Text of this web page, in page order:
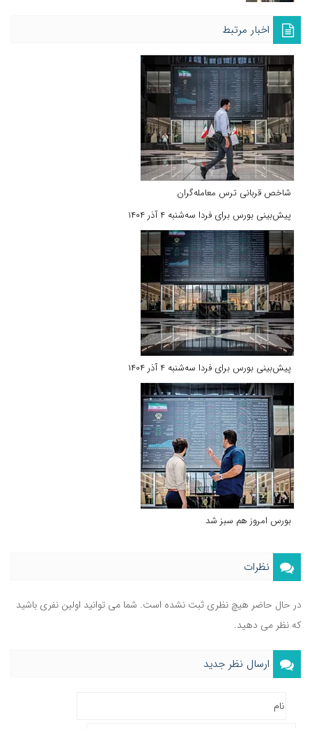
اخبار مرتبط
شاخص قربانی ترس معامله‌گران
پیش‌بینی بورس برای فردا سه‌شنبه ۴ آذر ۱۴۰۴
پیش‌بینی بورس برای فردا سه‌شنبه ۴ آذر ۱۴۰۴
بورس امروز هم سبز شد
نظرات
در حال حاضر هیچ نظری ثبت نشده است. شما می توانید اولین نفری باشید
که نظر می دهید.
ارسال نظر جدید